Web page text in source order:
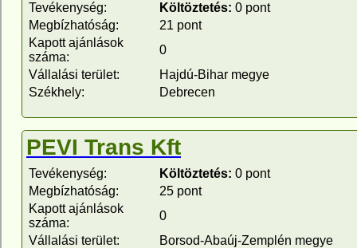
Tevékenység: Költöztetés: 0 pont
Megbízhatóság:
21 pont
Kapott ajánlások
száma:
0
Vállalási terület:
Hajdú-Bihar megye
Székhely:
Debrecen
PEVI Trans Kft
Tevékenység: Költöztetés: 0 pont
Megbízhatóság:
25 pont
Kapott ajánlások
száma:
0
Vállalási terület:
Borsod-Abaúj-Zemplén megye